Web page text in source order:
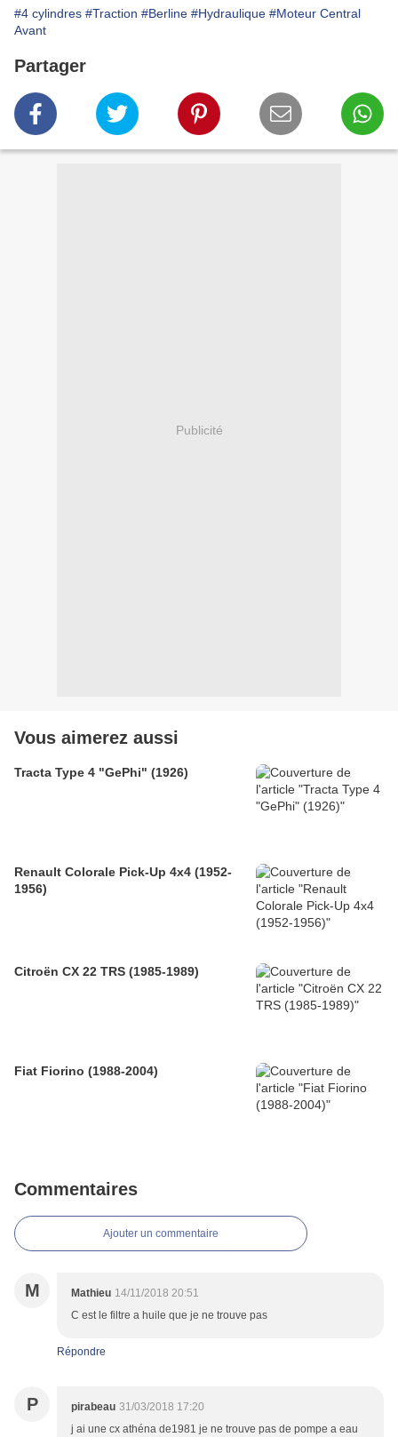
#4 cylindres #Traction #Berline #Hydraulique #Moteur Central
Avant
Partager
Publicité
Vous aimerez aussi
Tracta Type 4 "GePhi" (1926)
Renault Colorale Pick-Up 4x4 (1952-
1956)
Citroën CX 22 TRS (1985-1989)
Fiat Fiorino (1988-2004)
Commentaires
Ajouter un commentaire
M Mathieu 14/11/2018 20:51
C est le filtre a huile que je ne trouve pas
Répondre
P pirabeau 31/03/2018 17:20
j ai une cx athéna de1981 je ne trouve pas de pompe a eau